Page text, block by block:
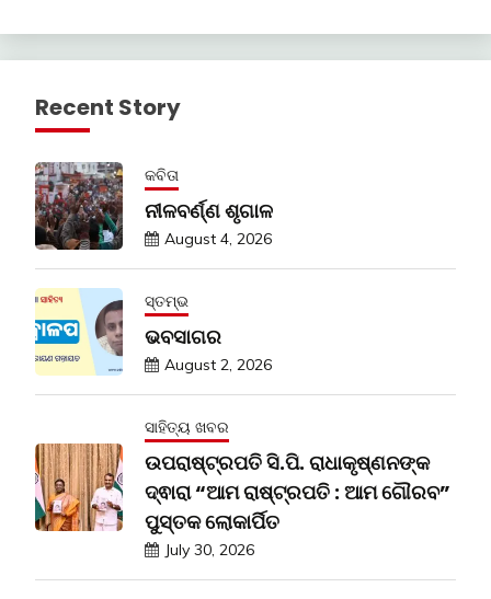
Recent Story
କବିତା
ନୀଳବର୍ଣ୍ଣ ଶୃଗାଳ
August 4, 2026
ସ୍ତମ୍ଭ
ଭବସାଗର
August 2, 2026
ସାହିତ୍ୟ ଖବର
ଉପରାଷ୍ଟ୍ରପତି ସି.ପି. ରାଧାକୃଷ୍ଣନଙ୍କ
ଦ୍ଵାରା “ଆମ ରାଷ୍ଟ୍ରପତି : ଆମ ଗୌରବ”
ପୁସ୍ତକ ଲୋକାର୍ପିତ
July 30, 2026